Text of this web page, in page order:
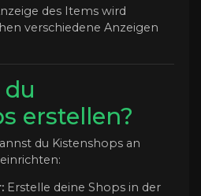
des Items wird
verschiedene Anzeigen
erstellen?
du Kistenshops an
Erstelle deine Shops in der